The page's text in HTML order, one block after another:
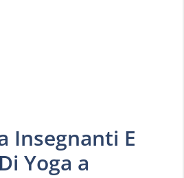
Insegnanti E
Yoga a